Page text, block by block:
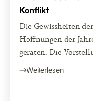
Konflikt
Die Gewissheiten
Hoffnungen der
geraten. Die
Weiterlesen